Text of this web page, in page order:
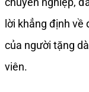
Màu
Khác
Nhau)
số
lời khẳng định
của người tặng
viên.